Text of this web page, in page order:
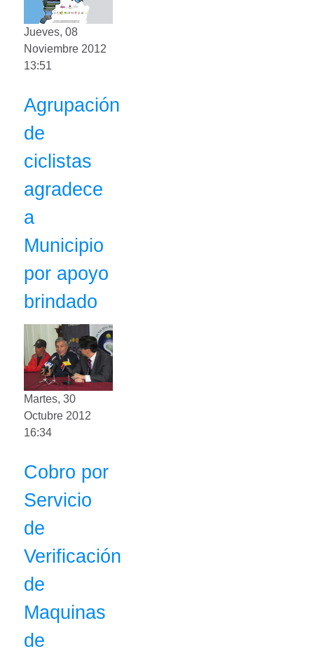
Jueves, 08
Noviembre 2012
13:51
Agrupación
de
ciclistas
agradece
a
Municipio
por apoyo
brindado
Martes, 30
Octubre 2012
16:34
Cobro por
Servicio
de
Verificación
de
Maquinas
de